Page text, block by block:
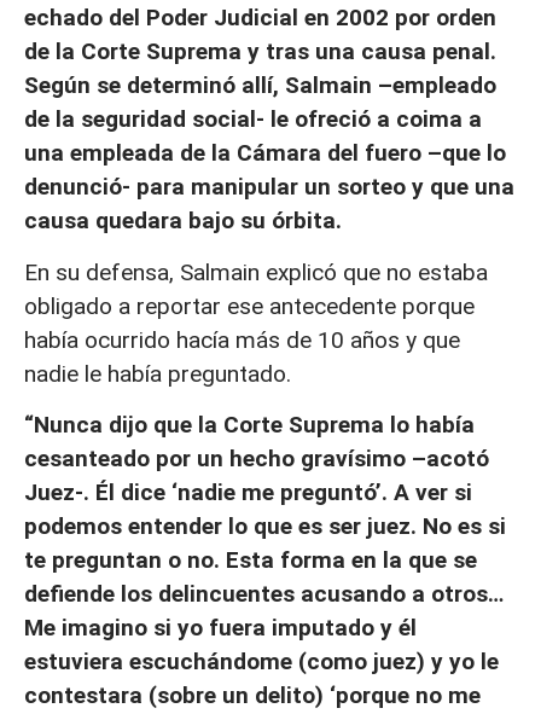
echado del Poder Judicial en 2002 por orden
de la Corte Suprema y tras una causa penal.
Según se determinó allí, Salmain –empleado
de la seguridad social- le ofreció a coima a
una empleada de la Cámara del fuero –que lo
denunció- para manipular un sorteo y que una
causa quedara bajo su órbita.
En su defensa, Salmain explicó que no estaba
obligado a reportar ese antecedente porque
había ocurrido hacía más de 10 años y que
nadie le había preguntado.
“Nunca dijo que la Corte Suprema lo había
cesanteado por un hecho gravísimo –acotó
Juez-. Él dice ‘nadie me preguntó’. A ver si
podemos entender lo que es ser juez. No es si
te preguntan o no. Esta forma en la que se
defiende los delincuentes acusando a otros…
Me imagino si yo fuera imputado y él
estuviera escuchándome (como juez) y yo le
contestara (sobre un delito) ‘porque no me